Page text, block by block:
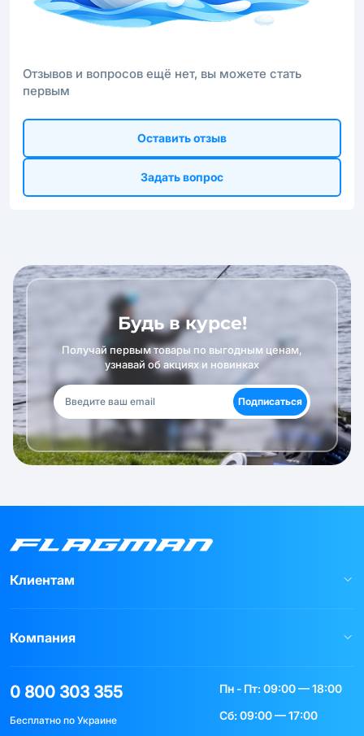
Отзывов и вопросов ещё нет, вы можете стать
первым
Оставить отзыв
Задать вопрос
Будь в курсе!
Получай первым товары по выгодным ценам,
узнавай об акциях и новинках
Подписаться
Клиентам
Компания
0 800 303 355
Бесплатно по Украине
Пн - Пт: 09:00 — 18:00
Сб: 09:00 — 17:00